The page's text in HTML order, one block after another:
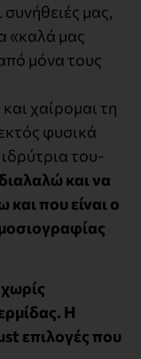
μας,
«καλά μας
μόνα τους
χαίρομαι τη
φυσικά
του-
και να
που είναι ο
Η
επιλογές που